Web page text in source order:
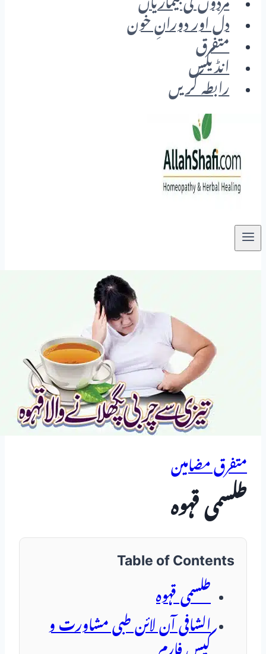
مردوں کی بیماریاں
دل اور دورانِ خون
متفرق
انڈیکس
رابطہ کریں
متفرق مضامین
طلسمی قہوہ
Table of Contents
طلسمی قہوہ
الشافی آن لائن طبی مشاورت و
کیس فارم